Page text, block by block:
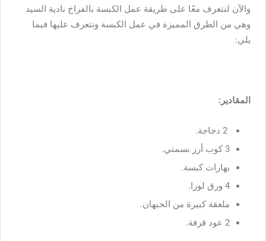
والآن لنتعرف معًا على طريقة عمل الكبسة بالفراخ نادية السيد
وهي من الطرق المميزة في عمل الكبسة ونتعرف عليها فيما
يلي:
المقادير:
3 كوب أرز بسمتي.
بهارات كبسة.
4 ورق لورا.
ملعقة كبيرة من الحبهان.
2 عود قرفة.